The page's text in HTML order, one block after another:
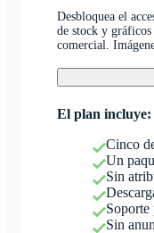
Desbloquea el
de stock y
comercial.
El plan incluye:
Cinco
Un
Sin
Sin